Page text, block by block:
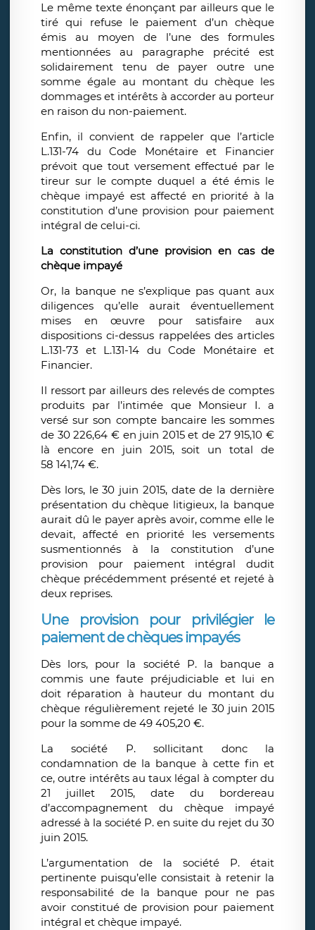
Le même texte énonçant par ailleurs que le
tiré qui refuse le paiement d’un chèque
émis au moyen de l’une des formules
mentionnées au paragraphe précité est
solidairement tenu de payer outre une
somme égale au montant du chèque les
dommages et intérêts à accorder au porteur
en raison du non-paiement.
Enfin, il convient de rappeler que l’article
L.131-74 du Code Monétaire et Financier
prévoit que tout versement effectué par le
tireur sur le compte duquel a été émis le
chèque impayé est affecté en priorité à la
constitution d’une provision pour paiement
intégral de celui-ci.
La constitution d’une provision en cas de
chèque impayé
Or, la banque ne s’explique pas quant aux
diligences qu’elle aurait éventuellement
mises en œuvre pour satisfaire aux
dispositions ci-dessus rappelées des articles
L.131-73 et L.131-14 du Code Monétaire et
Financier.
Il ressort par ailleurs des relevés de comptes
produits par l’intimée que Monsieur I. a
versé sur son compte bancaire les sommes
de 30 226,64 € en juin 2015 et de 27 915,10 €
là encore en juin 2015, soit un total de
58 141,74 €.
Dès lors, le 30 juin 2015, date de la dernière
présentation du chèque litigieux, la banque
aurait dû le payer après avoir, comme elle le
devait, affecté en priorité les versements
susmentionnés à la constitution d’une
provision pour paiement intégral dudit
chèque précédemment présenté et rejeté à
deux reprises.
Une provision pour privilégier le
paiement de chèques impayés
Dès lors, pour la société P. la banque a
commis une faute préjudiciable et lui en
doit réparation à hauteur du montant du
chèque régulièrement rejeté le 30 juin 2015
pour la somme de 49 405,20 €.
La société P. sollicitant donc la
condamnation de la banque à cette fin et
ce, outre intérêts au taux légal à compter du
21 juillet 2015, date du bordereau
d’accompagnement du chèque impayé
adressé à la société P. en suite du rejet du 30
juin 2015.
L’argumentation de la société P. était
pertinente puisqu’elle consistait à retenir la
responsabilité de la banque pour ne pas
avoir constitué de provision pour paiement
intégral et chèque impayé.